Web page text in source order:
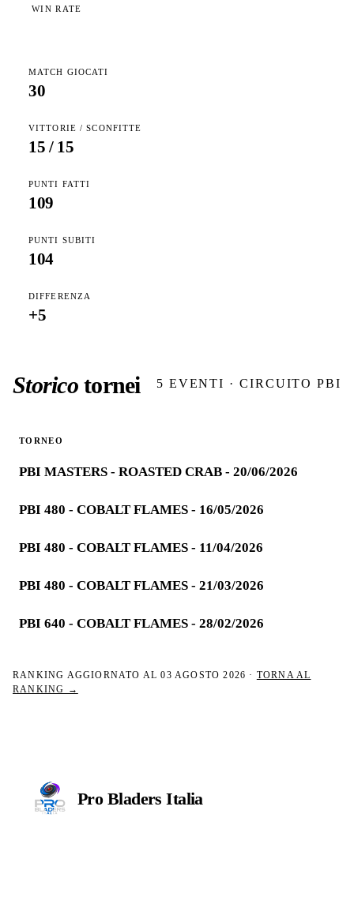
WIN RATE
MATCH GIOCATI
30
VITTORIE / SCONFITTE
15 / 15
PUNTI FATTI
109
PUNTI SUBITI
104
DIFFERENZA
+5
Storicotornei 5 EVENTI · CIRCUITO PBI
TORNEO
PBI MASTERS - ROASTED CRAB - 20/06/2026
PBI 480 - COBALT FLAMES - 16/05/2026
PBI 480 - COBALT FLAMES - 11/04/2026
PBI 480 - COBALT FLAMES - 21/03/2026
PBI 640 - COBALT FLAMES - 28/02/2026
RANKING AGGIORNATO AL03 AGOSTO 2026 · TORNA AL
RANKING →
Pro BladersItalia